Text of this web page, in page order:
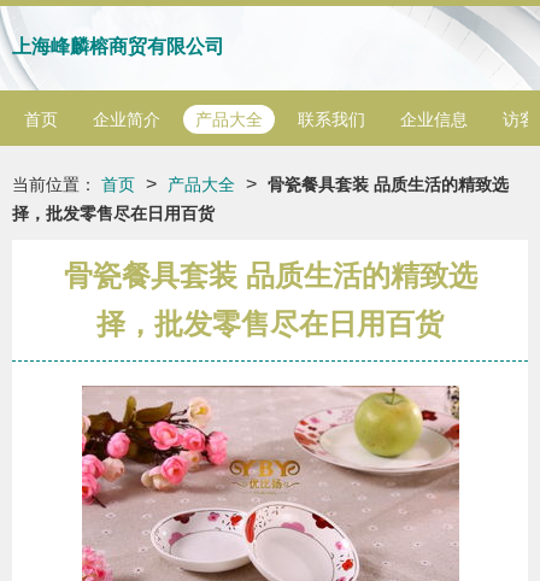
上海峰麟榕商贸有限公司
首页 企业简介 产品大全 联系我们 企业信息 访客
当前位置： 首页 > 产品大全 > 骨瓷餐具套装 品质生活的精致选
择，批发零售尽在日用百货
骨瓷餐具套装 品质生活的精致选
择，批发零售尽在日用百货